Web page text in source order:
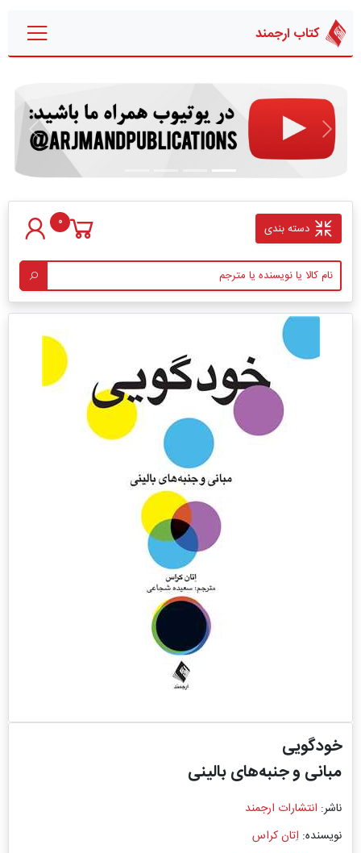
کتاب ارجمند
قبلی بعدی
دسته بندی 0
خودگویی
مبانی و جنبه‌های بالینی
ناشر: انتشارات ارجمند
نویسنده: اِتان کراس